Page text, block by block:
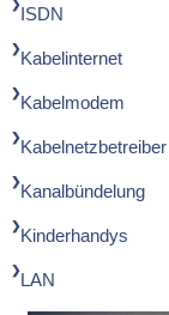
ISDN
Kabelinternet
Kabelmodem
Kabelnetzbetreiber
Kanalbündelung
Kinderhandys
LAN